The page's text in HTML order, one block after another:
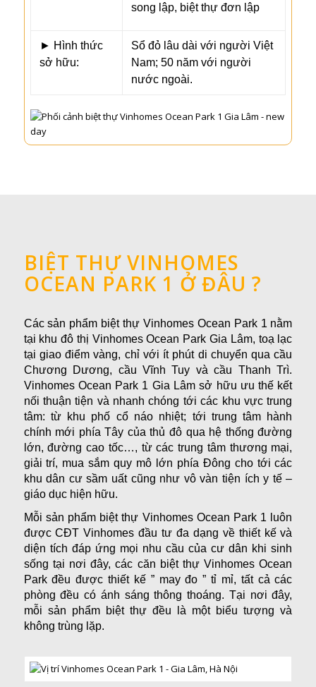
song lập, biệt thự đơn lập
► Hình thức
sở hữu:
Sổ đỏ lâu dài với người Việt
Nam; 50 năm với người
nước ngoài.
BIỆT THỰ VINHOMES
OCEAN PARK 1 Ở ĐÂU ?
Các sản phẩm biệt thự Vinhomes Ocean Park 1 nằm
tại khu đô thị Vinhomes Ocean Park Gia Lâm, toạ lạc
tại giao điểm vàng, chỉ với ít phút di chuyển qua cầu
Chương Dương, cầu Vĩnh Tuy và cầu Thanh Trì.
Vinhomes Ocean Park 1 Gia Lâm sở hữu ưu thế kết
nối thuận tiện và nhanh chóng tới các khu vực trung
tâm: từ khu phố cổ náo nhiệt; tới trung tâm hành
chính mới phía Tây của thủ đô qua hệ thống đường
lớn, đường cao tốc…, từ các trung tâm thương mại,
giải trí, mua sắm quy mô lớn phía Đông cho tới các
khu dân cư sầm uất cũng như vô vàn tiện ích y tế –
giáo dục hiện hữu.
Mỗi sản phẩm biệt thự Vinhomes Ocean Park 1 luôn
được CĐT Vinhomes đầu tư đa dạng về thiết kế và
diện tích đáp ứng mọi nhu cầu của cư dân khi sinh
sống tại nơi đây, các căn biệt thự Vinhomes Ocean
Park đều được thiết kế ” may đo ” tỉ mỉ, tất cả các
phòng đều có ánh sáng thông thoáng. Tại nơi đây,
mỗi sản phẩm biệt thự đều là một biểu tượng và
không trùng lặp.